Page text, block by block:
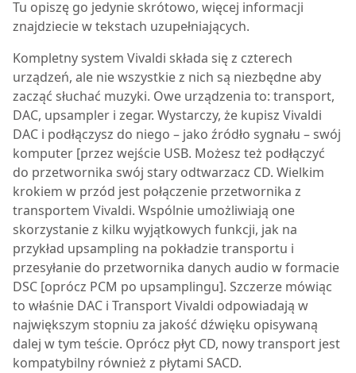
Tu opiszę go jedynie skrótowo, więcej informacji
znajdziecie w tekstach uzupełniających.
Kompletny system Vivaldi składa się z czterech
urządzeń, ale nie wszystkie z nich są niezbędne aby
zacząć słuchać muzyki. Owe urządzenia to: transport,
DAC, upsampler i zegar. Wystarczy, że kupisz Vivaldi
DAC i podłączysz do niego – jako źródło sygnału – swój
komputer [przez wejście USB. Możesz też podłączyć
do przetwornika swój stary odtwarzacz CD. Wielkim
krokiem w przód jest połączenie przetwornika z
transportem Vivaldi. Wspólnie umożliwiają one
skorzystanie z kilku wyjątkowych funkcji, jak na
przykład upsampling na pokładzie transportu i
przesyłanie do przetwornika danych audio w formacie
DSC [oprócz PCM po upsamplingu]. Szczerze mówiąc
to właśnie DAC i Transport Vivaldi odpowiadają w
największym stopniu za jakość dźwięku opisywaną
dalej w tym teście. Oprócz płyt CD, nowy transport jest
kompatybilny również z płytami SACD.